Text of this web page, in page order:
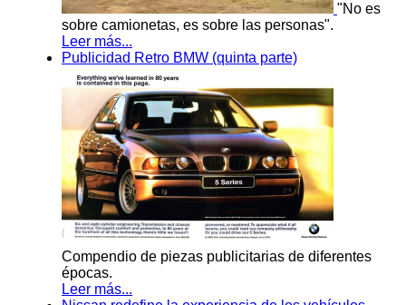
"No es
sobre camionetas, es sobre las personas".
Leer más...
Publicidad Retro BMW (quinta parte)
Compendio de piezas publicitarias de diferentes
épocas.
Leer más...